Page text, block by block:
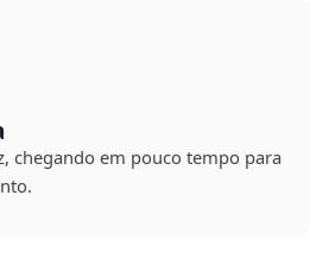
chegando em pouco tempo para